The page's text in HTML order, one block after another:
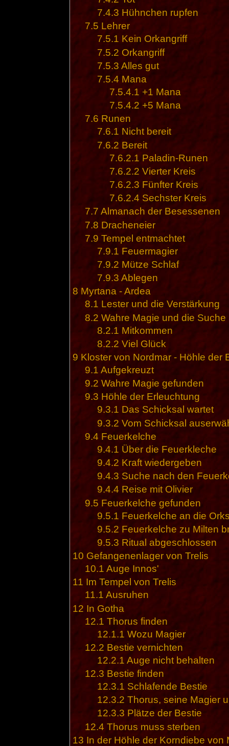
7.4.3 Hühnchen rupfen
7.5 Lehrer
7.5.1 Kein Orkangriff
7.5.2 Orkangriff
7.5.3 Alles gut
7.5.4 Mana
7.5.4.1 +1 Mana
7.5.4.2 +5 Mana
7.6 Runen
7.6.1 Nicht bereit
7.6.2 Bereit
7.6.2.1 Paladin-Runen
7.6.2.2 Vierter Kreis
7.6.2.3 Fünfter Kreis
7.6.2.4 Sechster Kreis
7.7 Almanach der Besessenen
7.8 Dracheneier
7.9 Tempel entmachtet
7.9.1 Feuermagier
7.9.2 Mütze Schlaf
7.9.3 Ablegen
8 Myrtana - Ardea
8.1 Lester und die Verstärkung
8.2 Wahre Magie und die
8.2.1 Mitkommen
8.2.2 Viel Glück
9 Kloster von Nordmar - Höhle der
9.1 Aufgekreuzt
9.2 Wahre Magie gefunden
9.3 Höhle der Erleuchtung
9.3.1 Das Schicksal wartet
9.3.2 Vom Schicksal
9.4 Feuerkelche
9.4.1 Über die Feuerkleche
9.4.2 Kraft wiedergeben
9.4.3 Suche nach den
9.4.4 Reise mit Olivier
9.5 Feuerkelche gefunden
9.5.1 Feuerkelche an die
9.5.2 Feuerkelche zu Milten
9.5.3 Ritual abgeschlossen
10 Gefangenenlager von Trelis
10.1 Auge Innos'
11 Im Tempel von Trelis
11.1 Ausruhen
12 In Gotha
12.1 Thorus finden
12.1.1 Wozu Magier
12.2 Bestie vernichten
12.2.1 Auge nicht behalten
12.3 Bestie finden
12.3.1 Schlafende Bestie
12.3.2 Thorus, seine Magier
12.3.3 Plätze der Bestie
12.4 Thorus muss sterben
13 In der Höhle der Korndiebe von